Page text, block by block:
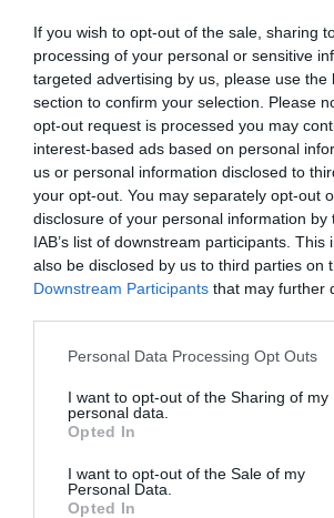
If you wish to opt-out of the sale, sharing
processing of your personal or sensitive
targeted advertising by us, please use the
section to confirm your selection. Please
opt-out request is processed you may
interest-based ads based on personal
us or personal information disclosed to
your opt-out. You may separately opt-out
disclosure of your personal information by
IAB’s list of downstream participants. This
also be disclosed by us to third parties on
Downstream Participants that may further
Personal Data Processing Opt Outs
I want to opt-out of the Sharing of my
personal data.
Opted In
I want to opt-out of the Sale of my
Personal Data.
Opted In
Ακολουθήστε το Culturenow.gr
Σχετικά Άρθρα
Τα Στενά
Ζωρζ Σαρή σε
σκηνοθεσία
Αθανασίας
Κινηματογράφο
Αθηναία